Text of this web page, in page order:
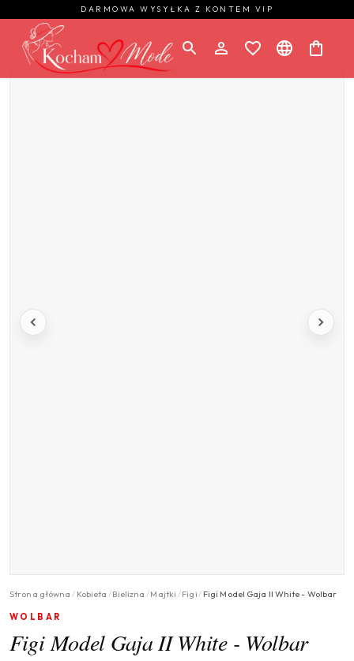
DARMOWA WYSYŁKA Z KONTEM VIP
Strona główna / Kobieta /Bielizna /Majtki /Figi/ Figi Model Gaja II White - Wolbar
WOLBAR
Figi Model Gaja II White - Wolbar